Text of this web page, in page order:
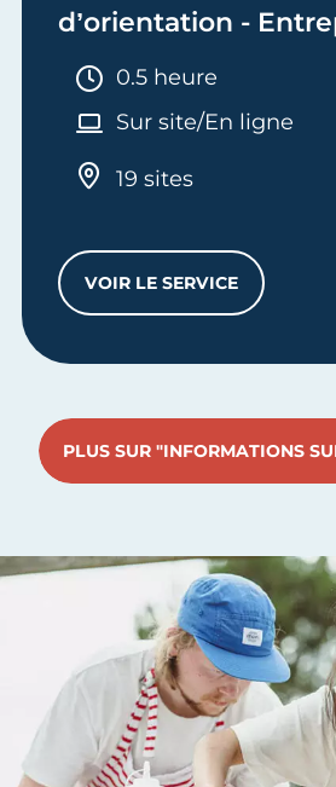
d’orientation -
Durée :
0.5 heure
Sur site/En ligne
19 sites
VOIR LE SERVICE
ENTRETIEN
PLUS SUR "INFORMATIONS